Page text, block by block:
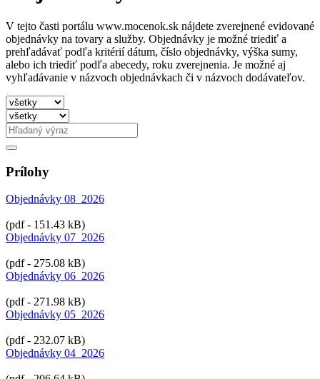
V tejto časti portálu www.mocenok.sk nájdete zverejnené evidované
objednávky na tovary a služby. Objednávky je možné triediť a
prehľadávať podľa kritérií dátum, číslo objednávky, výška sumy,
alebo ich triediť podľa abecedy, roku zverejnenia. Je možné aj
vyhľadávanie v názvoch objednávkach či v názvoch dodávateľov.
Prílohy
Objednávky 08_2026
(pdf - 151.43 kB)
Objednávky 07_2026
(pdf - 275.08 kB)
Objednávky 06_2026
(pdf - 271.98 kB)
Objednávky 05_2026
(pdf - 232.07 kB)
Objednávky 04_2026